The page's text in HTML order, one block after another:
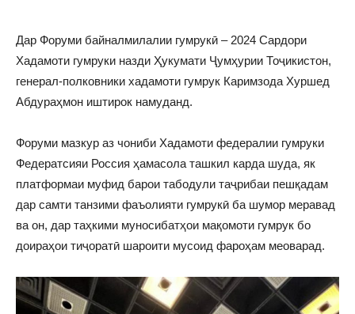
Дар Форуми байналмилалии гумрукӣ – 2024 Сардори
Хадамоти гумруки назди Ҳукумати Ҷумҳурии Тоҷикистон,
генерал-полковники хадамоти гумрук Каримзода Хуршед
Абдураҳмон иштирок намуданд.
Форуми мазкур аз чониби Хадамоти федералии гумруки
Федератсияи Россия ҳамасола ташкил карда шуда, як
платформаи муфид барои табодули таҷрибаи пешқадам
дар самти танзими фаъолияти гумрукӣ ба шумор меравад
ва он, дар таҳкими муносибатҳои мақомоти гумрук бо
доираҳои тиҷоратӣ шароити мусоид фароҳам меоварад.